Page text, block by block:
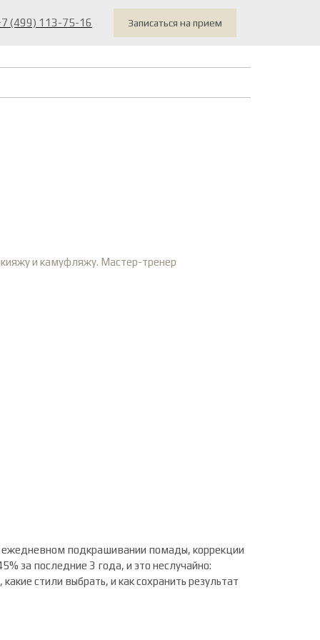
(499) 113-75-16 Записаться на прием
и камуфляжу. Мастер-тренер
ежедневном подкрашивании помады, коррекции
за последние 3 года, и это неслучайно:
стили выбрать, и как сохранить результат